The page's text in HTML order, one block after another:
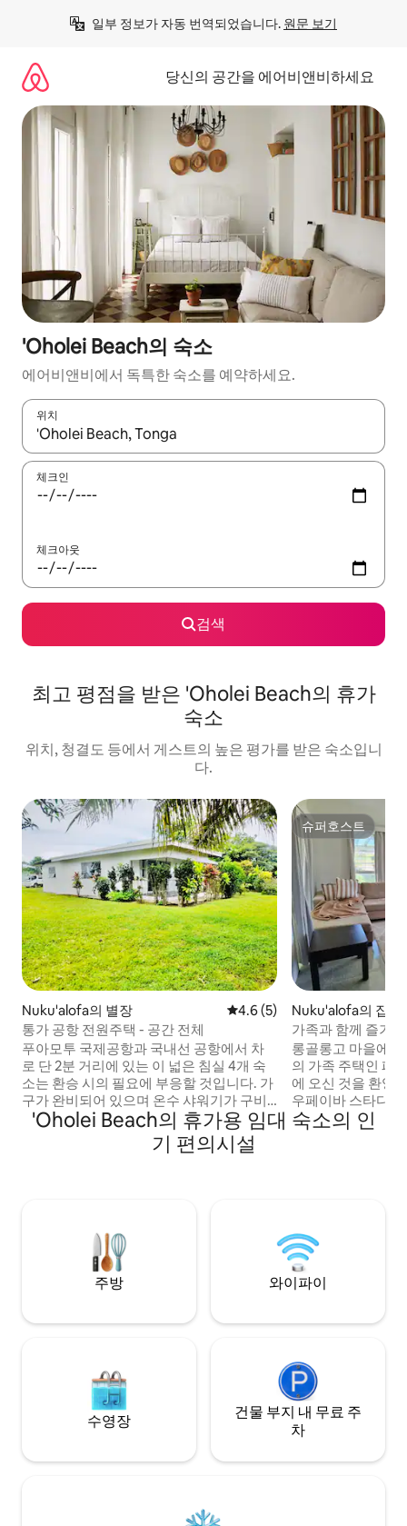
일부 정보가 자동 번역되었습니다. 원문 보기
당신의 공간을 에어비앤비하세요
'Oholei Beach의 숙소
에어비앤비에서 독특한 숙소를 예약하세요.
위치
결과가 나오면 위·아래 화살표 키를 사용하거나 터치 또는 스와이
체크인
체크아웃
검색
최고 평점을 받은 'Oholei Beach의 휴가
숙소
위치, 청결도 등에서 게스트의 높은 평가를 받은 숙소입니
다.
Nuku'alofa의 별장 평점 4.6점(5점 만점), 후기 5
4.6 (5)
통가 공항 전원주택 - 공간 전체
푸아모투 국제공항과 국내선 공항에서 차
로 단 2분 거리에 있는 이 넓은 침실 4개 숙
소는 환승 시의 필요에 부응할 것입니다. 가
구가 완비되어 있으며 온수 샤워기가 구비
되어 있어 환승하는 동안 휴식을 취하고 상
쾌하게 몸을 가다듬을 수 있습니다. 숙소를
찾기 위해 시내까지 이동할 필요가 없습니
스트를 위해 리노베이션되었습니다.
슈퍼호스트
슈퍼호스트
Nuku'alofa의 집
가족과 함께 즐기
개
롱골롱고 마을에
의 가족 주택인 페
에 오신 것을 환영
우페이바 스타디
저희 숙소는 편안
게 어우러진 공간
기에 이상적입니
'Oholei Beach의 휴가용 임대 숙소의 인
기 편의시설
주방 와이파이
수영장
건물 부지 내 무료 주
차